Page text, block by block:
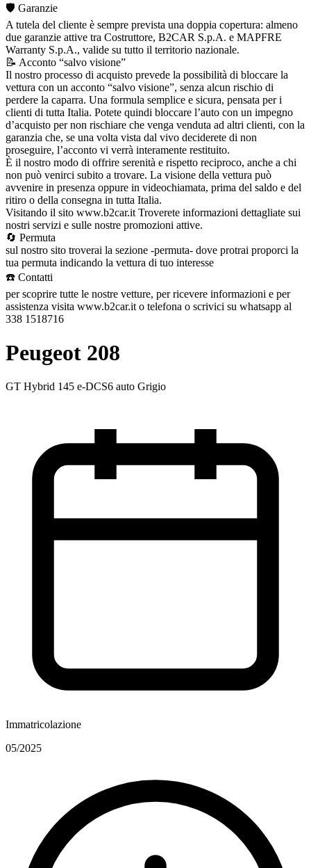
🛡️ Garanzie
A tutela del cliente è sempre prevista una doppia copertura: almeno
due garanzie attive tra Costruttore, B2CAR S.p.A. e MAPFRE
Warranty S.p.A., valide su tutto il territorio nazionale.
📝 Acconto “salvo visione”
Il nostro processo di acquisto prevede la possibilità di bloccare la
vettura con un acconto “salvo visione”, senza alcun rischio di
perdere la caparra. Una formula semplice e sicura, pensata per i
clienti di tutta Italia. Potete quindi bloccare l’auto con un impegno
d’acquisto per non rischiare che venga venduta ad altri clienti, con la
garanzia che, se una volta vista dal vivo deciderete di non
proseguire, l’acconto vi verrà interamente restituito.
È il nostro modo di offrire serenità e rispetto reciproco, anche a chi
non può venirci subito a trovare. La visione della vettura può
avvenire in presenza oppure in videochiamata, prima del saldo e del
ritiro o della consegna in tutta Italia.
Visitando il sito www.b2car.it Troverete informazioni dettagliate sui
nostri servizi e sulle nostre promozioni attive.
🔄 Permuta
sul nostro sito troverai la sezione -permuta- dove protrai proporci la
tua permuta indicando la vettura di tuo interesse
☎️ Contatti
per scoprire tutte le nostre vetture, per ricevere informazioni e per
assistenza visita www.b2car.it o telefona o scrivici su whatsapp al
338 1518716
Peugeot 208
GT Hybrid 145 e-DCS6 auto Grigio
Immatricolazione
05/2025